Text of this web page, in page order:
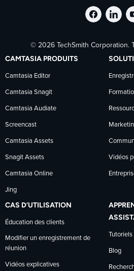
sur
© 2026 TechSmith Corporation.
CAMTASIA PRODUITS
Camtasia Editor
Camtasia Snagit
Camtasia Audiate
Screencast
Camtasia Assets
Snagit Assets
Camtasia Online
Jing
Vidéos
CAS D’UTILISATION
Éducation des clients
Modifier un enregistrement de
réunion
Vidéos explicatives
Tutoriels
Blog